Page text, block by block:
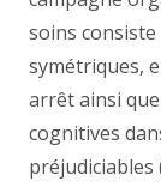
soins
symétriques,
arrêt ainsi
cognitives
préjudiciables